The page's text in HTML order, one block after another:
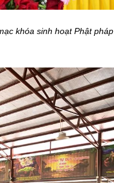
khóa sinh hoạt Phậtpháp